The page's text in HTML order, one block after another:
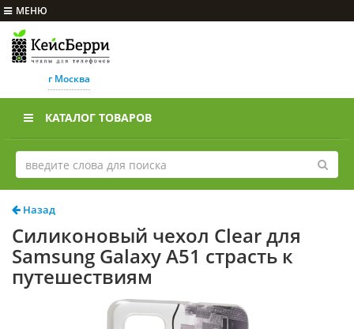
МЕНЮ
г Москва
КАТАЛОГ ТОВАРОВ
Назад
Силиконовый чехол Clear для
Samsung Galaxy A51 страсть к
путешествиям